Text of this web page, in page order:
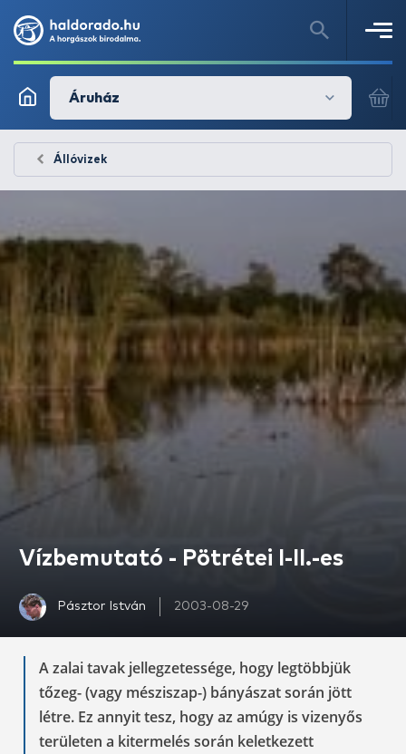
Áruház
Állóvizek
Vízbemutató - Pötrétei I-II.-es
Pásztor István 2003-08-29
A zalai tavak jellegzetessége, hogy legtöbbjük
tőzeg- (vagy mésziszap-) bányászat során jött
létre. Ez annyit tesz, hogy az amúgy is vizenyős
területen a kitermelés során keletkezett